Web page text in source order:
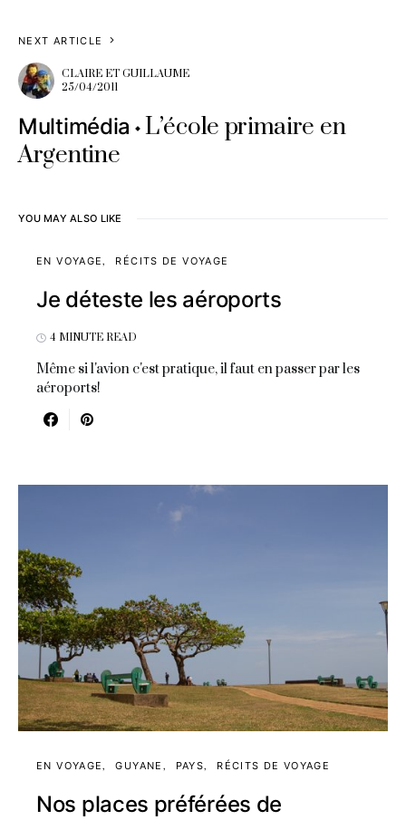
NEXT ARTICLE
CLAIRE ET GUILLAUME
25/04/2011
Multimédia
L’école primaire en
Argentine
YOU MAY ALSO LIKE
EN VOYAGE RÉCITS DE VOYAGE
Je déteste les aéroports
4 MINUTE READ
Même si l'avion c'est pratique, il faut en passer par les
aéroports!
EN VOYAGE GUYANE PAYS RÉCITS DE VOYAGE
Nos places préférées de